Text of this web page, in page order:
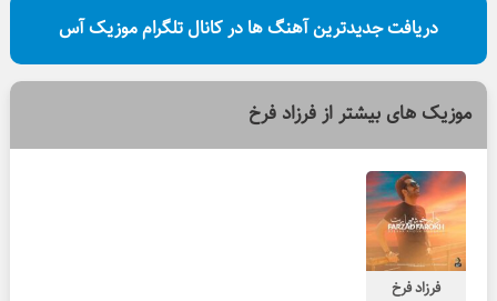
دریافت جدیدترین آهنگ ها در کانال تلگرام موزیک آس
موزیک های بیشتر از فرزاد فرخ
فرزاد فرخ